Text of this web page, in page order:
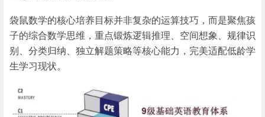
袋鼠数学的核心培养目标并非复杂的运算技巧，而是聚焦孩
子的综合数学思维，重点锻炼逻辑推理、空间想象、规律识
别、分类归纳、独立解题策略等核心能力，完美适配低龄学
生学习现状。